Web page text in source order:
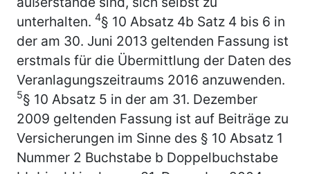
unterhalten. 4§ 10 Absatz 4b Satz 4 bis 6 in
der am 30. Juni 2013 geltenden Fassung ist
erstmals für die Übermittlung der Daten des
Veranlagungszeitraums 2016 anzuwenden.
5§ 10 Absatz 5 in der am 31. Dezember
2009 geltenden Fassung ist auf Beiträge zu
Versicherungen im Sinne des § 10 Absatz 1
Nummer 2 Buchstabe b Doppelbuchstabe